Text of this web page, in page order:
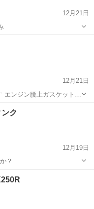
12月21日
12月21日
ンジン腰上ガスケット交
装済み
ク
12月19日
？